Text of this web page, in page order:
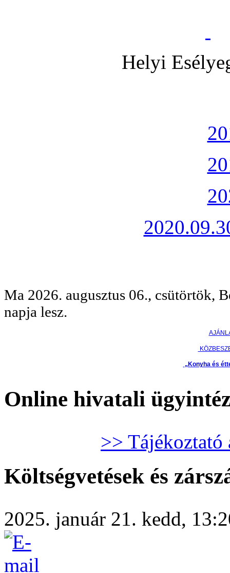
Helyi
Ma 2026. augusztus 06., csütörtök,
napja lesz.
„Konyha és
Online hivatali
>> Tájékoztató
Költségvetések és
2025. január 21. kedd,